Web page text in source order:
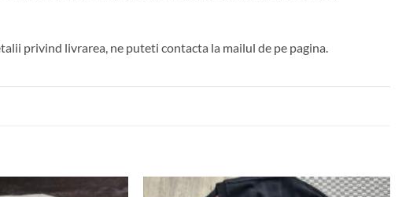
privind livrarea, ne puteti contacta la mailul de pe pagina.